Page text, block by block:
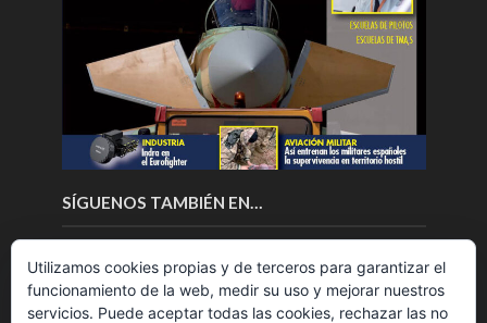
SÍGUENOS TAMBIÉN EN…
Utilizamos cookies propias y de terceros para garantizar el
funcionamiento de la web, medir su uso y mejorar nuestros
servicios. Puede aceptar todas las cookies, rechazar las no